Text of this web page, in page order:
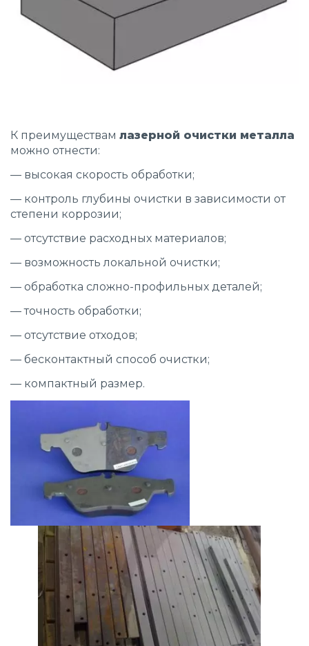
К преимуществам лазерной очистки металла
можно отнести:
— высокая скорость обработки;
— контроль глубины очистки в зависимости от
степени коррозии;
— отсутствие расходных материалов;
— возможность локальной очистки;
— обработка сложно-профильных деталей;
— точность обработки;
— отсутствие отходов;
— бесконтактный способ очистки;
— компактный размер.